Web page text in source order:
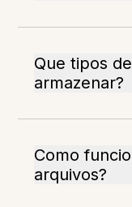
Que tipos
armazenar?
Como
arquivos?